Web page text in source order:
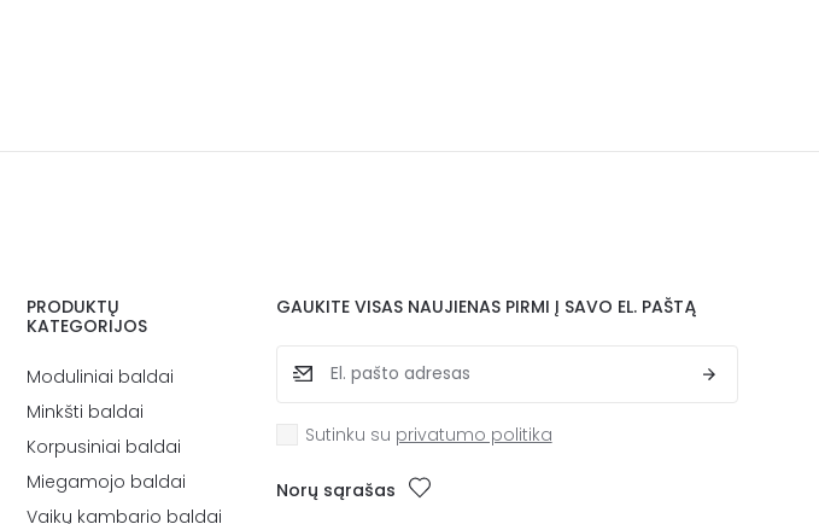
PRODUKTŲ
KATEGORIJOS
Moduliniai baldai
Minkšti baldai
Korpusiniai baldai
Miegamojo baldai
Vaikų kambario baldai
GAUKITE VISAS NAUJIENAS PIRMI Į SAVO EL. PAŠTĄ
Sutinku su privatumo politika
Norų sąrašas